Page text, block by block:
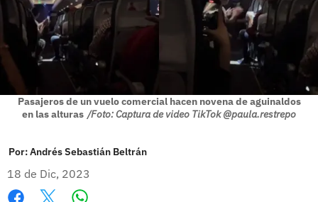
Pasajeros de un vuelo comercial hacen novena de aguinaldos
en las alturas /Foto: Captura de video TikTok @paula.restrepo
Por:Andrés Sebastián Beltrán
18 de Dic, 2023